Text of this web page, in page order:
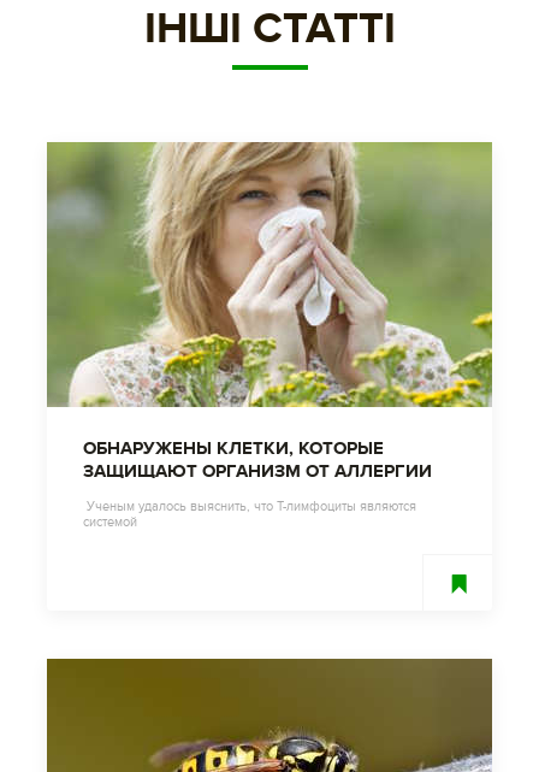
ІНШІ СТАТТІ
ОБНАРУЖЕНЫ КЛЕТКИ, КОТОРЫЕ
ЗАЩИЩАЮТ ОРГАНИЗМ ОТ АЛЛЕРГИИ
Ученым удалось выяснить, что Т-лимфоциты являются
системой